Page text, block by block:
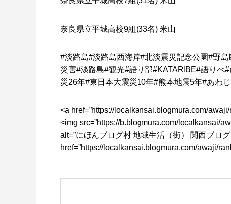
奈良県立平城高校9組(33名) 米山
#淡路島#淡路島西海岸#北淡震災記念公園#野島
災害#淡路島#観光#語り部#KATARIBE#語りべ#
災26年#東日本大震災10年#熊本地震5年#あわ
<a href=”https://localkansai.blogmura.com/
<img src=”https://b.blogmura.com/localkansai/
alt=”にほんブログ村 地域生活（街） 関西ブログ
href=”https://localkansai.blogmura.com/awaji/